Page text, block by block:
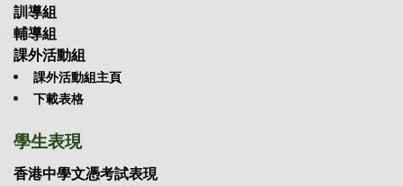
訓導組
輔導組
課外活動組
課外活動組主頁
下載表格
學生表現
香港中學文憑考試表現